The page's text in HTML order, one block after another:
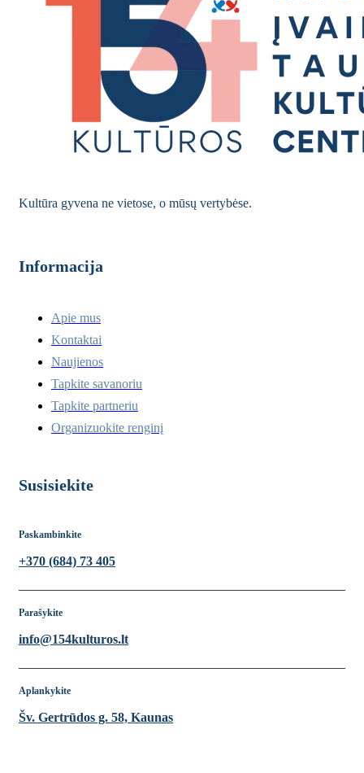
Kultūra gyvena ne vietose, o mūsų vertybėse.
Informacija
Apie mus
Kontaktai
Naujienos
Tapkite savanoriu
Tapkite partneriu
Organizuokite renginį
Susisiekite
Paskambinkite
+370 (684) 73 405
Parašykite
info@154kulturos.lt
Aplankykite
Šv. Gertrūdos g. 58, Kaunas